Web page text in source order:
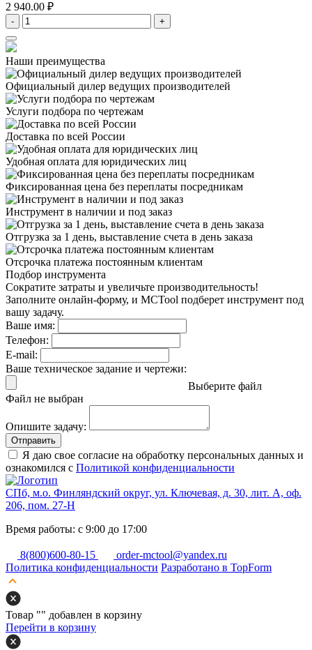
2 940.00 ₽
- +
Наши преимущества
Официальный дилер ведущих производителей
Услуги подбора по чертежам
Доставка по всей России
Удобная оплата для юридических лиц
Фиксированная цена без переплаты посредникам
Инструмент в наличии и под заказ
Отгрузка за 1 день, выставление счета в день заказа
Отсрочка платежа постоянным клиентам
Подбор инструмента
Сократите затраты и увеличьте производительность!
Заполните онлайн-форму, и MCTool подберет инструмент под
вашу задачу.
Ваше имя:
Телефон:
E-mail:
Ваше техническое задание и чертежи:
Выберите файл
Файл не выбран
Опишите задачу:
Отправить
Я даю свое согласие на обработку персональных данных и
ознакомился с Политикой конфиденциальности
СПб, м.о. Финляндский округ, ул. Ключевая, д. 30, лит. А, оф.
206, пом. 27-Н
Время работы: с 9:00 до 17:00
8(800)600-80-15
order-mctool@yandex.ru
Политика конфиденциальности Разработано в TopForm
Товар "" добавлен в корзину
Перейти в корзину